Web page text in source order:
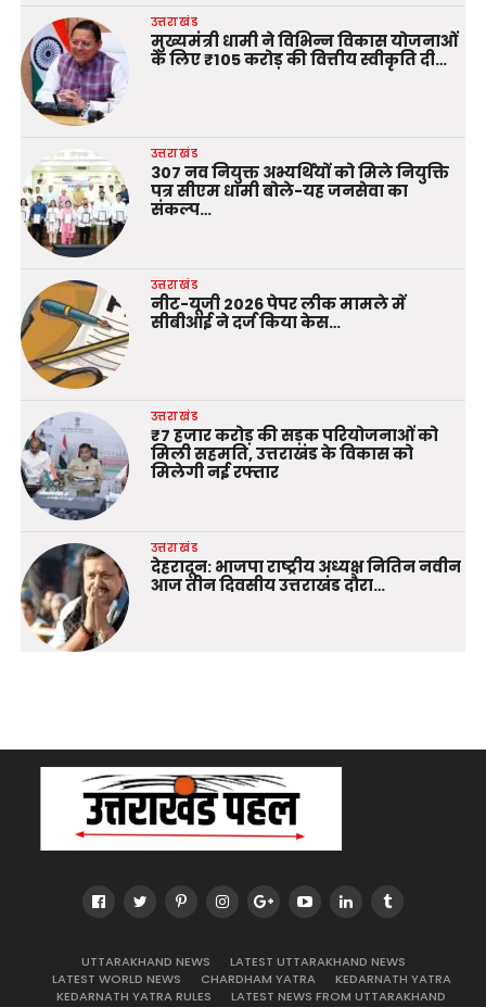
उत्तराखंड
मुख्यमंत्री धामी ने विभिन्न विकास योजनाओं
के लिए ₹105 करोड़ की वित्तीय स्वीकृति दी…
उत्तराखंड
307 नव नियुक्त अभ्यर्थियों को मिले नियुक्ति
पत्र सीएम धामी बोले-यह जनसेवा का
संकल्प…
उत्तराखंड
नीट-यूजी 2026 पेपर लीक मामले में
सीबीआई ने दर्ज किया केस…
उत्तराखंड
₹7 हजार करोड़ की सड़क परियोजनाओं को
मिली सहमति, उत्तराखंड के विकास को
मिलेगी नई रफ्तार
उत्तराखंड
देहरादून: भाजपा राष्ट्रीय अध्यक्ष नितिन नवीन
आज तीन दिवसीय उत्तराखंड दौरा…
UTTARAKHAND NEWS
LATEST UTTARAKHAND NEWS
LATEST WORLD NEWS
CHARDHAM YATRA
KEDARNATH YATRA
KEDARNATH YATRA RULES
LATEST NEWS FROM UTTARAKHAND